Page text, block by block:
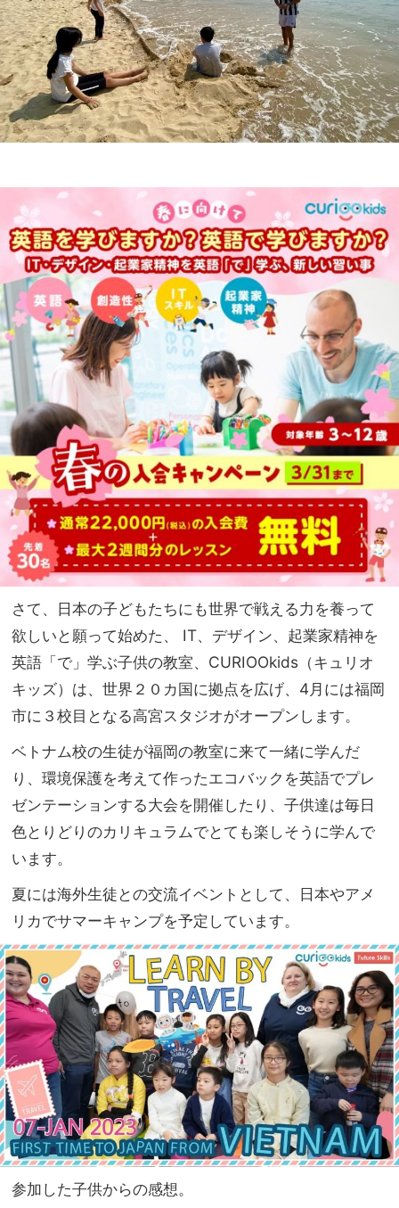
さて、 日本の子どもたちにも世界で戦える力を養って
欲しいと願って始めた、 IT、デザイン、起業家精神を
英語「で」学ぶ子供の教室、CURIOOkids（キュリオ
キッズ）は、 世界２０カ国に拠点を広げ、4月には福岡
市に３校目となる高宮スタジオがオープンします。
ベトナム校の生徒が福岡の教室に来て一緒に学んだ
り、 環境保護を考えて作ったエコバックを英語でプレ
ゼンテーションする大会を開催したり、 子供達は毎日
色とりどりのカリキュラムでとても楽しそうに学んで
います。
夏には海外生徒との交流イベントとして、 日本やアメ
リカでサマーキャンプを予定しています。
参加した子供からの感想。